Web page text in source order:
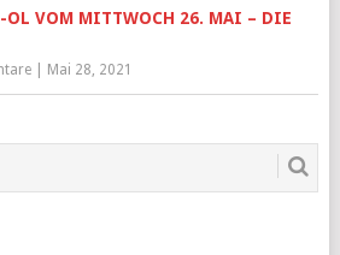
OL VOM MITTWOCH 26. MAI – DIE
| Mai 28, 2021